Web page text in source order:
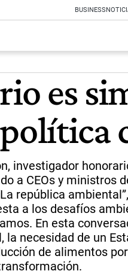
BUSINESS
es
investigador
a CEOs y ministros
república
a los desafíos
En esta
necesidad de un
de alimentos